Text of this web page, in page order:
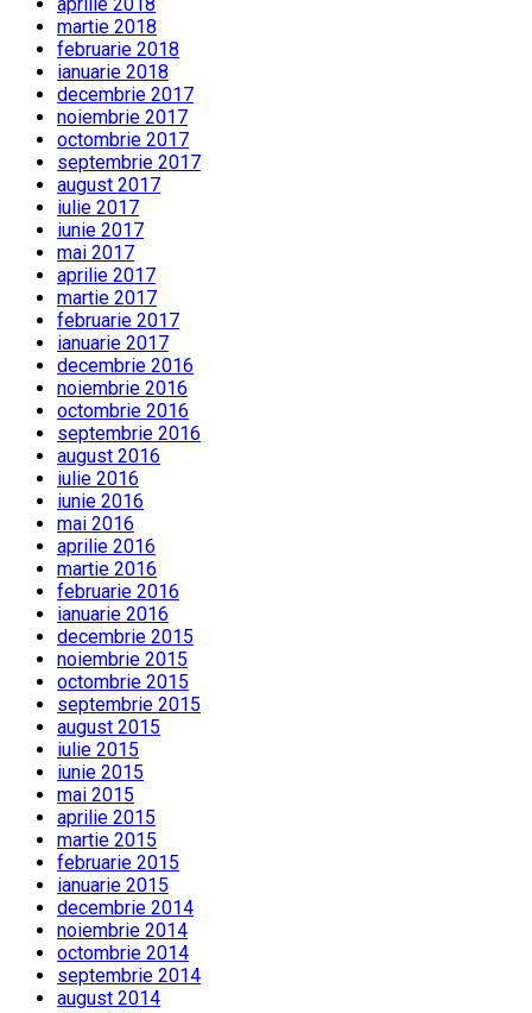
martie 2018
februarie 2018
ianuarie 2018
decembrie 2017
noiembrie 2017
octombrie 2017
septembrie 2017
august 2017
iulie 2017
iunie 2017
mai 2017
aprilie 2017
martie 2017
februarie 2017
ianuarie 2017
decembrie 2016
noiembrie 2016
octombrie 2016
septembrie 2016
august 2016
iulie 2016
iunie 2016
mai 2016
aprilie 2016
martie 2016
februarie 2016
ianuarie 2016
decembrie 2015
noiembrie 2015
octombrie 2015
septembrie 2015
august 2015
iulie 2015
iunie 2015
mai 2015
aprilie 2015
martie 2015
februarie 2015
ianuarie 2015
decembrie 2014
noiembrie 2014
octombrie 2014
septembrie 2014
august 2014